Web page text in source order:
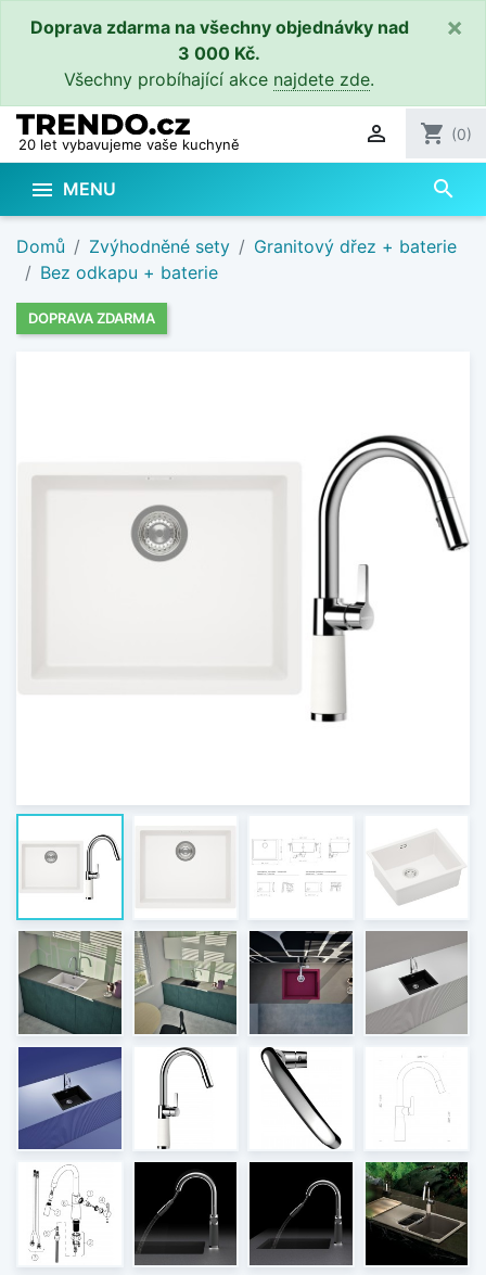
Doprava zdarma na všechny objednávky nad
3 000 Kč.
Všechny probíhající akce najdete zde.
×
20 let vybavujeme vaše kuchyně  shopping_cart (0)
 MENU search
Domů Zvýhodněné sety
Granitový dřez + baterie
Bez odkapu + baterie
DOPRAVA ZDARMA